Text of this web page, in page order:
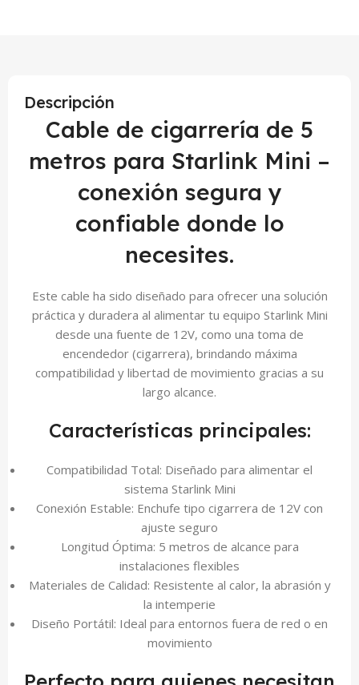
Descripción
Cable de cigarrería de 5
metros para Starlink Mini –
conexión segura y
confiable donde lo
necesites.
Este cable ha sido diseñado para ofrecer una solución
práctica y duradera al alimentar tu equipo Starlink Mini
desde una fuente de 12V, como una toma de
encendedor (cigarrera), brindando máxima
compatibilidad y libertad de movimiento gracias a su
largo alcance.
Características principales:
Compatibilidad Total: Diseñado para alimentar el
sistema Starlink Mini
Conexión Estable: Enchufe tipo cigarrera de 12V con
ajuste seguro
Longitud Óptima: 5 metros de alcance para
instalaciones flexibles
Materiales de Calidad: Resistente al calor, la abrasión y
la intemperie
Diseño Portátil: Ideal para entornos fuera de red o en
movimiento